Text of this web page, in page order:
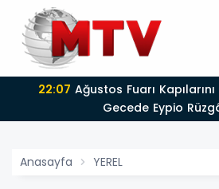
22:07
Gecede Eypio
Anasayfa YEREL